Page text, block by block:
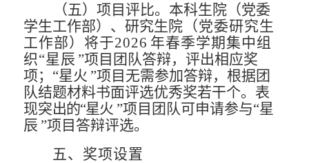
（五）项目评比。 本科生院（党委
学生工作部）、研究生 院（党委研究生
工作部）将于2026 年春季学期集中组
织“星 辰 ”项目团队答辩，评出相应奖
项；“星火 ”项目无需参加答辩，根据团
队结题材料书面评选优秀奖若干个。表
现突出的“星火 ”项目团队可申请参与“星
辰 ”项目答辩评选。
五、奖项设置